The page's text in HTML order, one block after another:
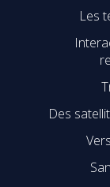
Les
Des